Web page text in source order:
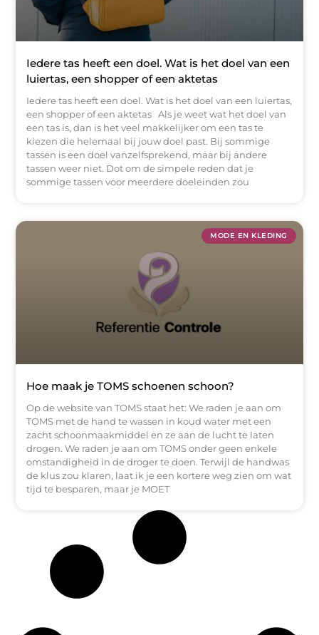
Iedere tas heeft een doel. Wat is het doel van een
luiertas, een shopper of een aktetas
Iedere tas heeft een doel. Wat is het doel van een luiertas,
een shopper of een aktetas Als je weet wat het doel van
een tas is, dan is het veel makkelijker om een tas te
kiezen die helemaal bij jouw doel past. Bij sommige
tassen is een doel vanzelfsprekend, maar bij andere
tassen weer niet. Dot om de simpele reden dat je
sommige tassen voor meerdere doeleinden zou
MODE EN KLEDING
Hoe maak je TOMS schoenen schoon?
Op de website van TOMS staat het: We raden je aan om
TOMS met de hand te wassen in koud water met een
zacht schoonmaakmiddel en ze aan de lucht te laten
drogen. We raden je aan om TOMS onder geen enkele
omstandigheid in de droger te doen. Terwijl de handwas
de klus zou klaren, laat ik je een kortere weg zien om wat
tijd te besparen, maar je MOET